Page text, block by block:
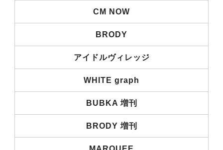
CM NOW
BRODY
アイドルヴィレッジ
WHITE graph
BUBKA 増刊
BRODY 増刊